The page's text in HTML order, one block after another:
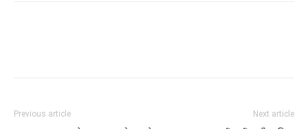
Previous article Next article